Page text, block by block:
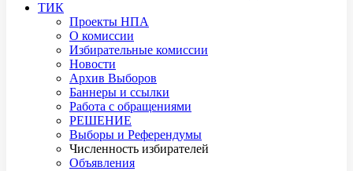
ТИК
Проекты НПА
О комиссии
Избирательные комиссии
Новости
Архив Выборов
Баннеры и ссылки
Работа с обращениями
РЕШЕНИЕ
Выборы и Референдумы
Численность избирателей
Объявления